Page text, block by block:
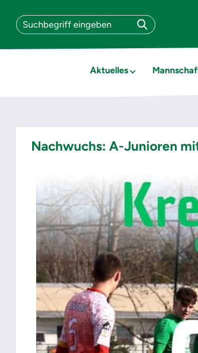
Aktuelles
Nachwuchs: A-Junioren